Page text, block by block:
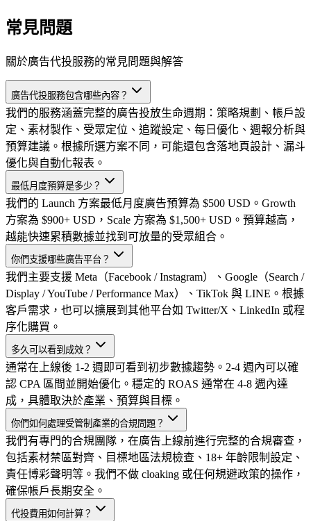
常見問題
關於廣告代投服務的常見問題與解答
廣告代投服務包含哪些內容？
我們的服務涵蓋完整的廣告投放生命週期：策略規劃、帳戶設
定、素材製作、受眾定位、追蹤設定、每日優化、週報分析與
預算建議。根據所選方案不同，可能還包含落地頁設計、漏斗
優化與自動化報表。
最低月度預算是多少？
我們的 Launch 方案最低月度廣告預算為 $500 USD。Growth
方案為 $900+ USD，Scale 方案為 $1,500+ USD。預算越高，
越能快速累積數據並找到可放量的受眾組合。
你們支援哪些廣告平台？
我們主要支援 Meta（Facebook / Instagram）、Google（Search /
Display / YouTube / Performance Max）、TikTok 與 LINE。根據
客戶需求，也可以擴展到其他平台如 Twitter/X、LinkedIn 或程
序化購買。
多久可以看到成效？
通常在上線後 1-2 週即可看到初步數據趨勢。2-4 週內可以確
認 CPA 區間並開始優化。穩定的 ROAS 通常在 4-8 週內達
成，具體取決於產業、預算與目標。
你們如何處理受管制產業的合規問題？
我們有專門的合規團隊，在廣告上線前進行完整的合規審查，
包括素材禁區對齊、目標地區法規檢查、18+ 年齡限制設定、
責任博彩聲明等。我們不做 cloaking 或任何規避政策的操作，
確保帳戶長期安全。
代投費用如何計算？